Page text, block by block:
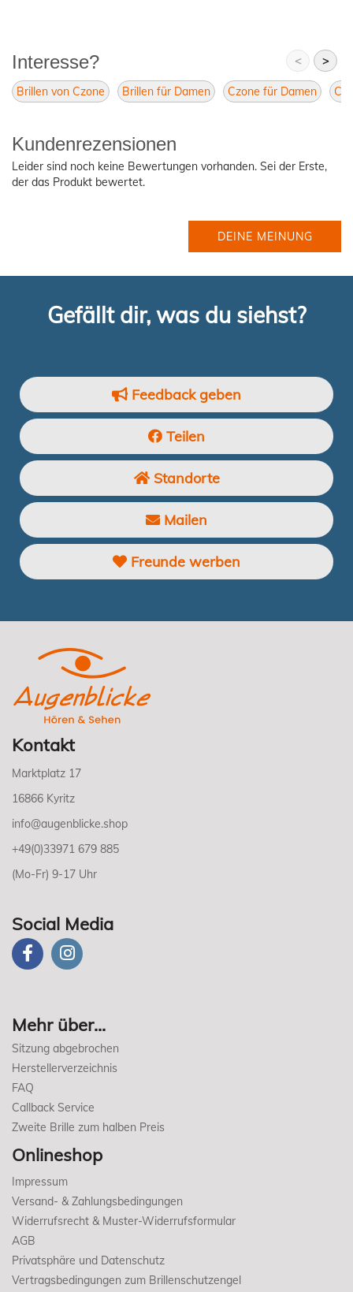
Interesse? < >
Brillen von Czone Brillen für Damen Czone für Damen
Kundenrezensionen
Leider sind noch keine Bewertungen vorhanden. Sei der Erste,
der das Produkt bewertet.
DEINE MEINUNG
Gefällt dir, was du siehst?
Feedback geben
Teilen
Standorte
Mailen
Freunde werben
Kontakt
Marktplatz 17
16866 Kyritz
info@augenblicke.shop
+49(0)33971 679 885
(Mo-Fr) 9-17 Uhr
Social Media
Mehr über...
Sitzung abgebrochen
Herstellerverzeichnis
FAQ
Callback Service
Zweite Brille zum halben Preis
Onlineshop
Impressum
Versand- & Zahlungsbedingungen
Widerrufsrecht & Muster-Widerrufsformular
AGB
Privatsphäre und Datenschutz
Vertragsbedingungen zum Brillenschutzengel